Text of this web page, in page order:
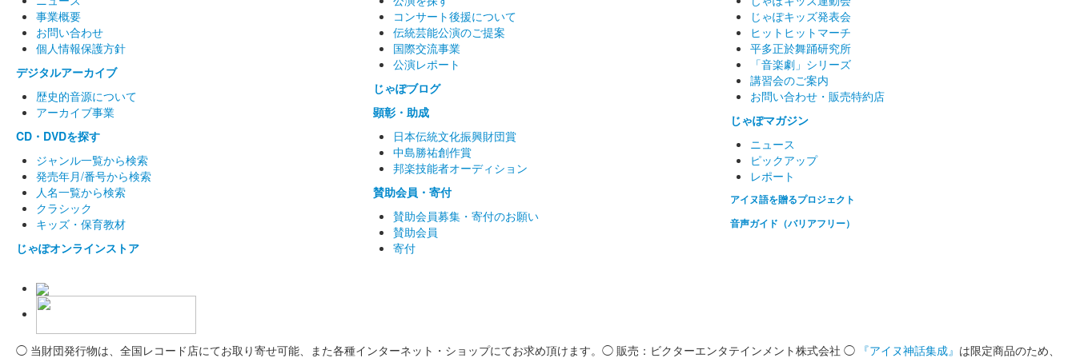
事業概要
お問い合わせ
個人情報保護方針
デジタルアーカイブ
歴史的音源について
アーカイブ事業
CD・DVDを探す
ジャンル一覧から検索
発売年月/番号から検索
人名一覧から検索
クラシック
キッズ・保育教材
じゃぽオンラインストア
コンサート後援について
伝統芸能公演のご提案
国際交流事業
公演レポート
じゃぽブログ
顕彰・助成
日本伝統文化振興財団賞
中島勝祐創作賞
邦楽技能者オーディション
賛助会員・寄付
賛助会員募集・寄付のお願い
賛助会員
寄付
じゃぽキッズ発表会
ヒットヒットマーチ
平多正於舞踊研究所
「音楽劇」シリーズ
講習会のご案内
お問い合わせ・販売特約店
じゃぽマガジン
ニュース
ピックアップ
レポート
アイヌ語を贈るプロジェクト
音声ガイド（バリアフリー）
◯ 当財団発行物は、全国レコード店にてお取り寄せ可能、また各種インターネット・ショップにてお求め頂けます。◯ 販売：ビクターエンタテインメント株式会社 ◯ 『アイヌ神話集成』 は限定商品のため、